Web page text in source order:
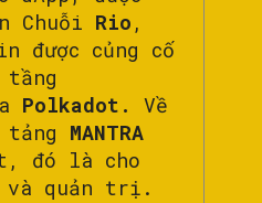
Chuỗi Rio ,
được củng cố
Polkadot. Về
MANTRA
đó là cho
và quản trị.